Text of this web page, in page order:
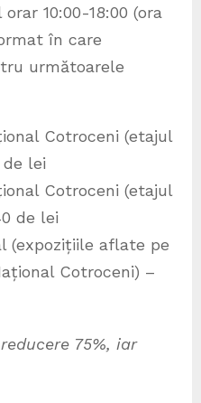
10:00-18:00 (ora
în care
următoarele
Cotroceni (etajul
lei
Cotroceni (etajul
de lei
(expozițiile aflate pe
Cotroceni) –
75%, iar